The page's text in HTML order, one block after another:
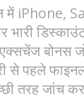
में iPhone,
भारी
बोनस
से पहले
तरह जांच